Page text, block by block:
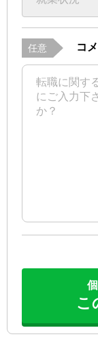
任意 コ
こ